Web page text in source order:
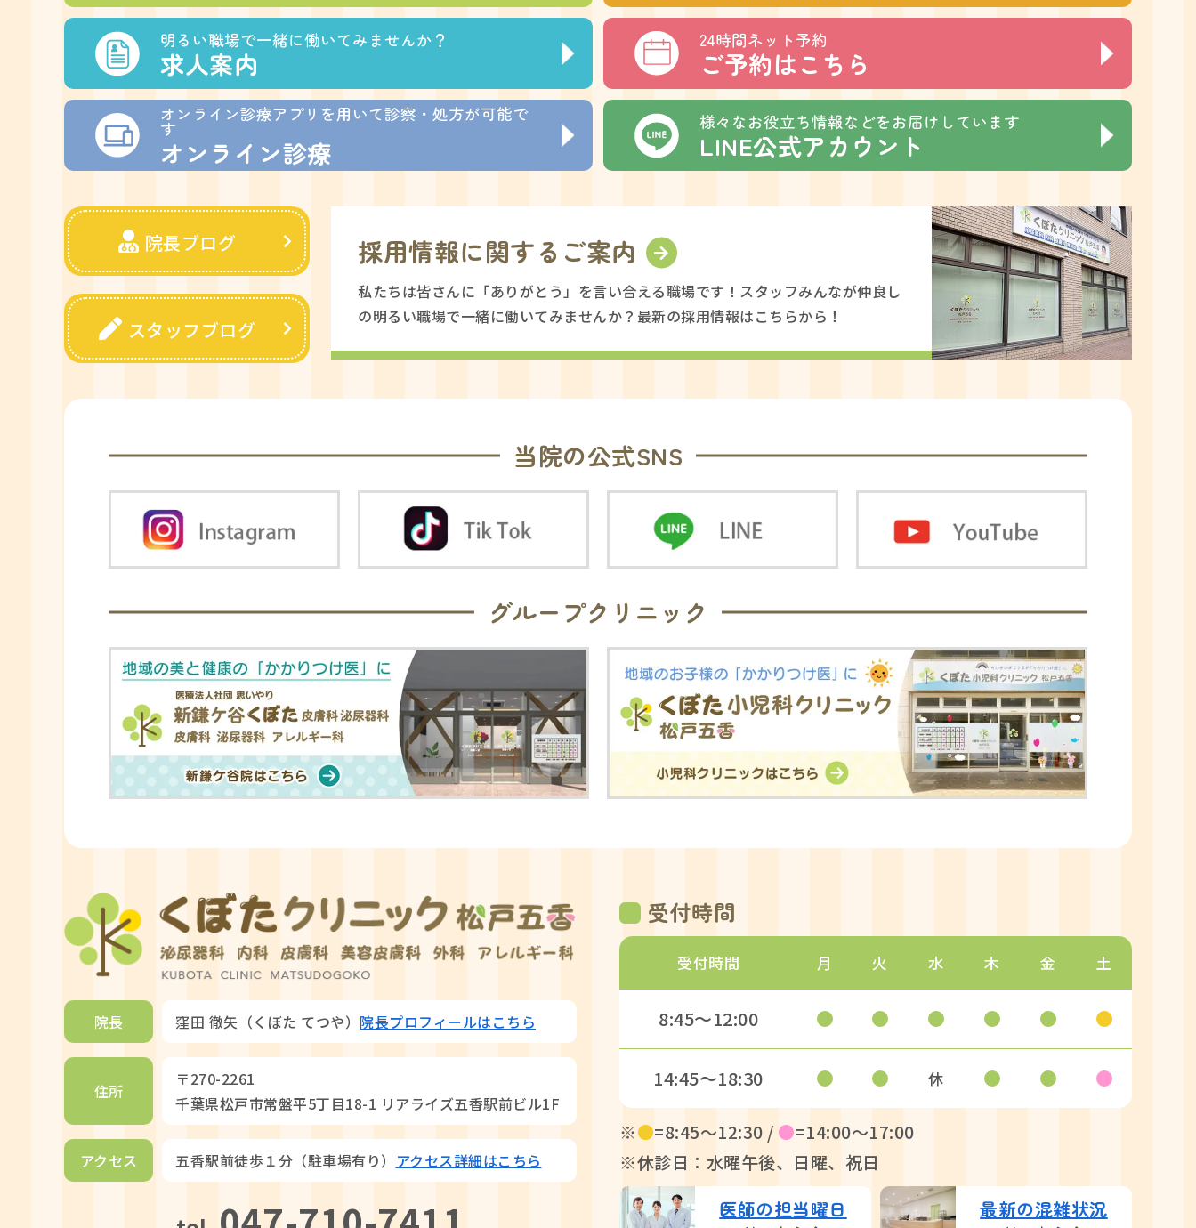
明るい職場で一緒に働いてみませんか？
求人案内
24時間ネット予約
ご予約はこちら
オンライン診療アプリを用いて診察・処方が可能で
す
オンライン診療
様々なお役立ち情報などをお届けしています
LINE公式アカウント
院長ブログ
スタッフブログ
採用情報に関するご案内
私たちは皆さんに「ありがとう」を言い合える職場です！スタッフみんなが仲良し
の明るい職場で一緒に働いてみませんか？最新の採用情報はこちらから！
当院の公式SNS
グループクリニック
院長 窪田 徹矢（くぼた てつや） 院長プロフィールはこちら
住所
〒270-2261
千葉県松戸市常盤平5丁目18-1 リアライズ五香駅前ビル1F
アクセス 五香駅前徒歩１分（駐車場有り） アクセス詳細はこちら
受付時間
受付時間 月 火 水 木 金 土
8:45〜12:00
14:45〜18:30 休
※●=8:45〜12:30 / ●=14:00〜17:00
※休診日：水曜午後、日曜、祝日
医師の担当曜日 最新の混雑状況